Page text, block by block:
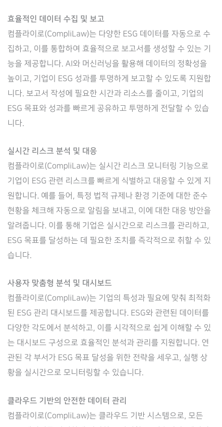
효율적인 데이터 수집 및 보고
컴플라이로(CompliLaw)는 다양한 ESG 데이터를 자동으로 수
집하고, 이를 통합하여 효율적으로 보고서를 생성할 수 있는 기
능을 제공합니다. AI와 머신러닝을 활용해 데이터의 정확성을
높이고, 기업이 ESG 성과를 투명하게 보고할 수 있도록 지원합
니다. 보고서 작성에 필요한 시간과 리소스를 줄이고, 기업의
ESG 목표와 성과를 빠르게 공유하고 투명하게 전달할 수 있습
니다.
실시간 리스크 분석 및 대응
컴플라이로(CompliLaw)는 실시간 리스크 모니터링 기능으로
기업이 ESG 관련 리스크를 빠르게 식별하고 대응할 수 있게 지
원합니다. 예를 들어, 특정 법적 규제나 환경 기준에 대한 준수
현황을 체크해 자동으로 알림을 보내고, 이에 대한 대응 방안을
알려줍니다. 이를 통해 기업은 실시간으로 리스크를 관리하고,
ESG 목표를 달성하는 데 필요한 조치를 즉각적으로 취할 수 있
습니다.
사용자 맞춤형 분석 및 대시보드
컴플라이로(CompliLaw)는 기업의 특성과 필요에 맞춰 최적화
된 ESG 관리 대시보드를 제공합니다. ESG와 관련된 데이터를
다양한 각도에서 분석하고, 이를 시각적으로 쉽게 이해할 수 있
는 대시보드 구성으로 효율적인 분석과 관리를 지원합니다. 연
관된 각 부서가 ESG 목표 달성을 위한 전략을 세우고, 실행 상
황을 실시간으로 모니터링할 수 있습니다.
클라우드 기반의 안전한 데이터 관리
컴플라이로(CompliLaw)는 클라우드 기반 시스템으로, 모든